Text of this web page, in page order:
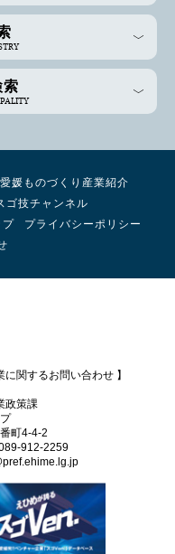
索
愛媛ものづくり産業紹介
ゴ技チャンネル
プ
プライバシーポリシー
関するお問い合わせ 】
政策課
町4-4-2
2259